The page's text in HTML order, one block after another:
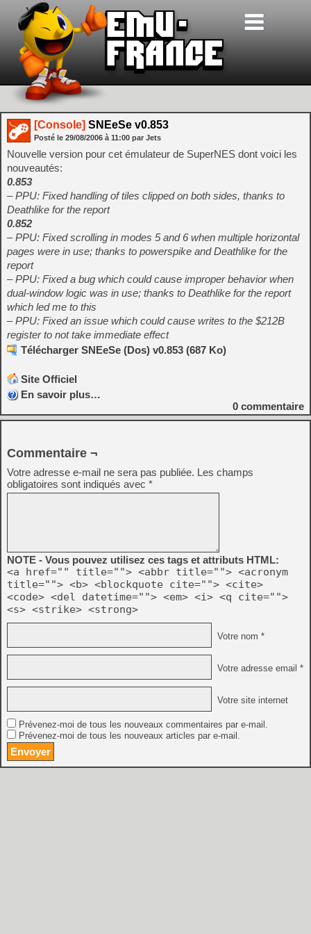
[Console] SNEeSe v0.853
Posté le 29/08/2006 à 11:00 par Jets
Nouvelle version pour cet émulateur de SuperNES dont voici les
nouveautés:
0.853
– PPU: Fixed handling of tiles clipped on both sides, thanks to
Deathlike for the report
0.852
– PPU: Fixed scrolling in modes 5 and 6 when multiple horizontal
pages were in use; thanks to powerspike and Deathlike for the
report
– PPU: Fixed a bug which could cause improper behavior when
dual-window logic was in use; thanks to Deathlike for the report
which led me to this
– PPU: Fixed an issue which could cause writes to the $212B
register to not take immediate effect
Télécharger SNEeSe (Dos) v0.853 (687 Ko)
Site Officiel
En savoir plus…
0 commentaire
Commentaire ¬
Votre adresse e-mail ne sera pas publiée. Les champs
obligatoires sont indiqués avec *
NOTE - Vous pouvez utilisez ces tags et attributs HTML:
<a href="" title=""> <abbr title=""> <acronym
title=""> <b> <blockquote cite=""> <cite>
<code> <del datetime=""> <em> <i> <q cite="">
<s> <strike> <strong>
Votre nom *
Votre adresse email *
Votre site internet
Prévenez-moi de tous les nouveaux commentaires par e-mail.
Prévenez-moi de tous les nouveaux articles par e-mail.